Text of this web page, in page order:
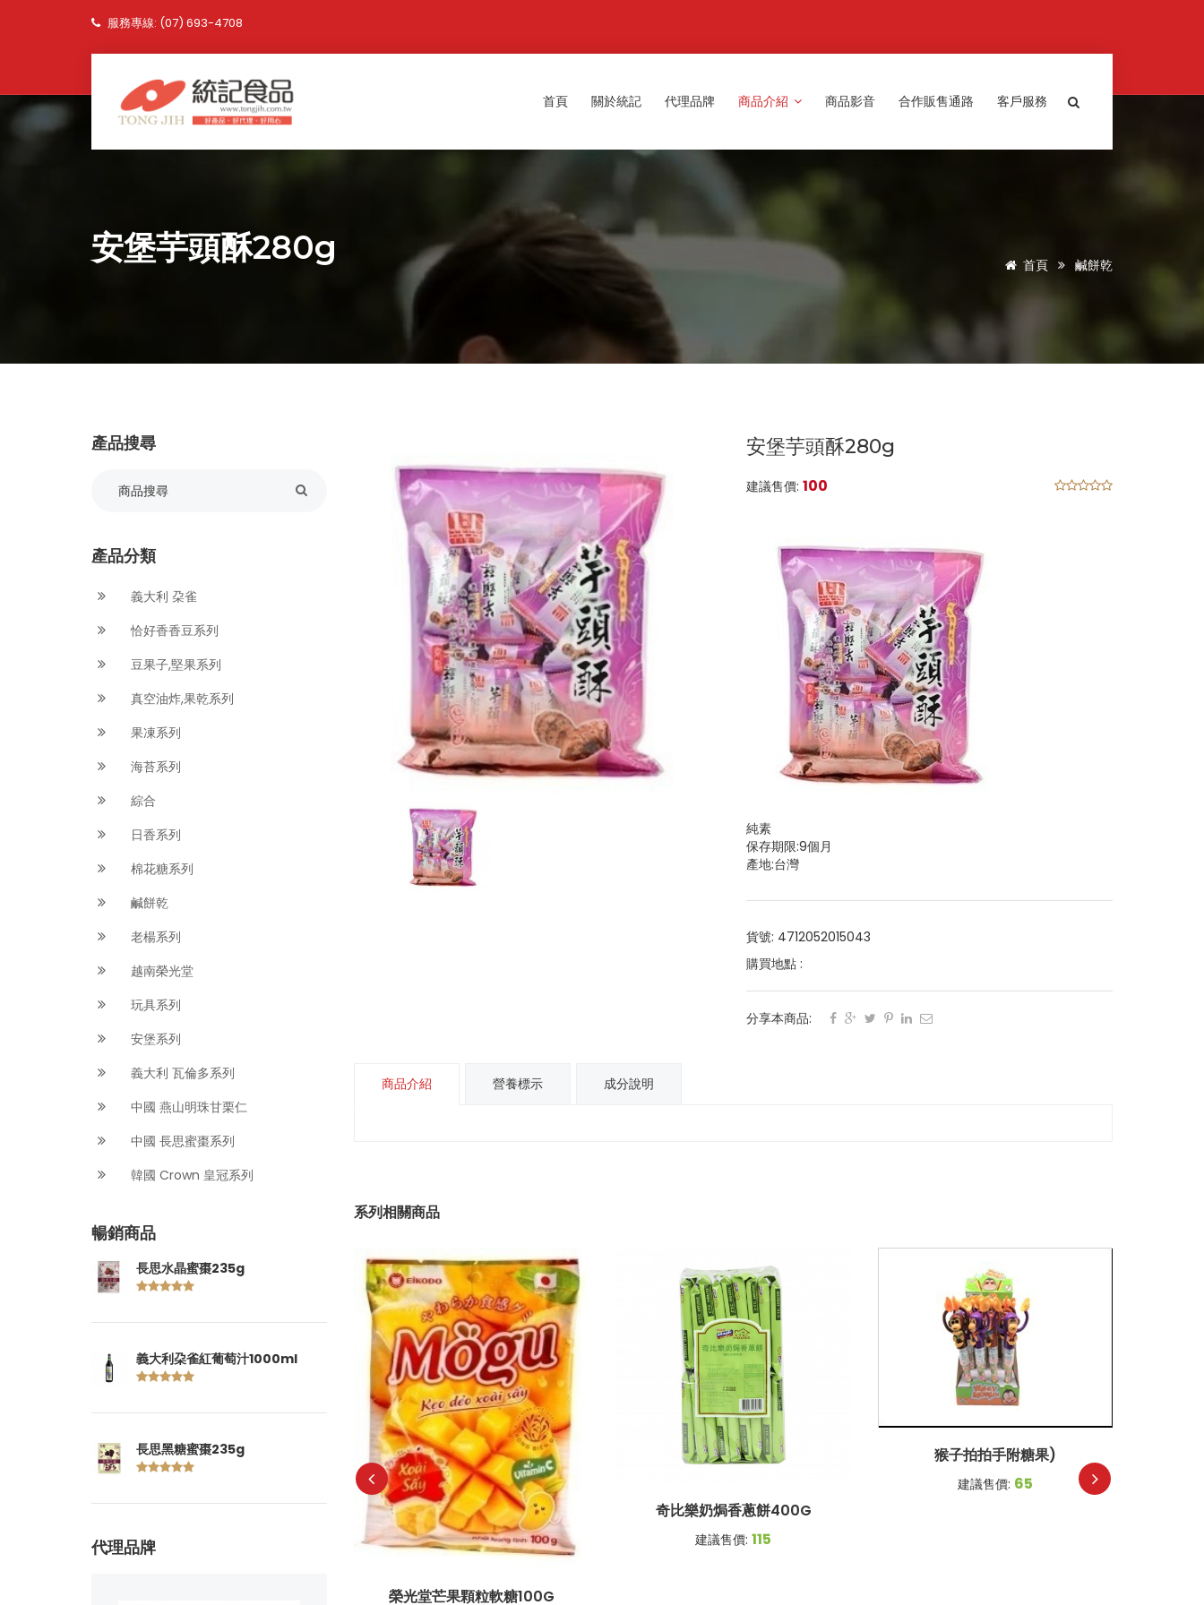
服務專線: (07) 693-4708
首頁 關於統記 代理品牌 商品介紹 商品影音 合作販售通路 客戶服務
安堡芋頭酥280g 首頁 鹹餅乾
產品搜尋
產品分類
義大利 朶雀
恰好香香豆系列
豆果子,堅果系列
真空油炸,果乾系列
果凍系列
海苔系列
綜合
日香系列
棉花糖系列
鹹餅乾
老楊系列
越南榮光堂
玩具系列
安堡系列
義大利 瓦倫多系列
中國 燕山明珠甘栗仁
中國 長思蜜棗系列
韓國 Crown 皇冠系列
暢銷商品
長思水晶蜜棗235g
義大利朶雀紅葡萄汁1000ml
長思黑糖蜜棗235g
代理品牌
安堡芋頭酥280g
建議售價: 100
純素
保存期限:9個月
產地:台灣
貨號: 4712052015043
購買地點 :
分享本商品:
商品介紹 營養標示 成分說明
系列相關商品
建議售價: 95
榮光堂芒果顆粒軟糖100G
奇比樂奶焗香蔥餅400G
建議售價: 115
猴子拍拍手附糖果)
建議售價: 65